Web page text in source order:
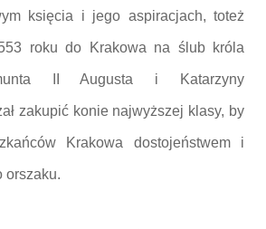
księcia i jego aspiracjach, toteż
roku do Krakowa na ślub króla
II Augusta i Katarzyny
zakupić konie najwyższej klasy, by
Krakowa dostojeństwem i
orszaku.